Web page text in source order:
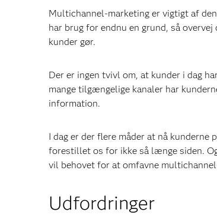
Multichannel-marketing er vigtigt af
har brug for endnu en grund, så
kunder gør.
Der er ingen tvivl om, at kunder i dag
mange tilgængelige kanaler har
information.
I dag er der flere måder at nå kunderne
forestillet os for ikke så længe siden.
vil behovet for at omfavne
Udfordringer